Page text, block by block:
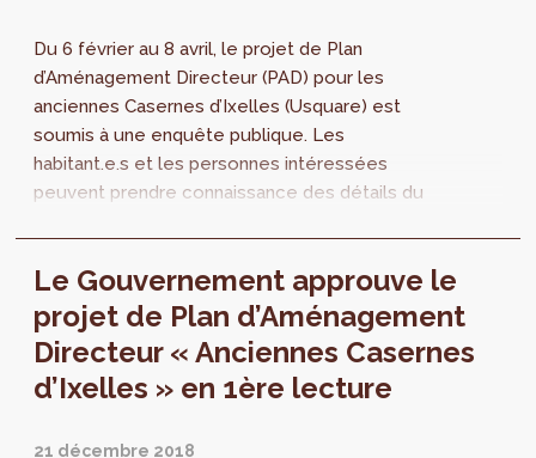
Du 6 février au 8 avril, le projet de Plan
d’Aménagement Directeur (PAD) pour les
anciennes Casernes d’Ixelles (Usquare) est
soumis à une enquête publique. Les
habitant.e.s et les personnes intéressées
peuvent prendre connaissance des détails du
Le Gouvernement approuve le
projet de Plan d’Aménagement
Directeur « Anciennes Casernes
d’Ixelles » en 1ère lecture
21 décembre 2018